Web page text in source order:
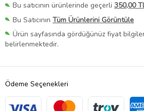
Bu satıcının ürünlerinde geçerli 350,00
Bu Satıcının Tüm Ürünlerini Görüntüle
Ürün sayfasında gördüğünüz fiyat
belirlenmektedir.
Ödeme Seçenekleri